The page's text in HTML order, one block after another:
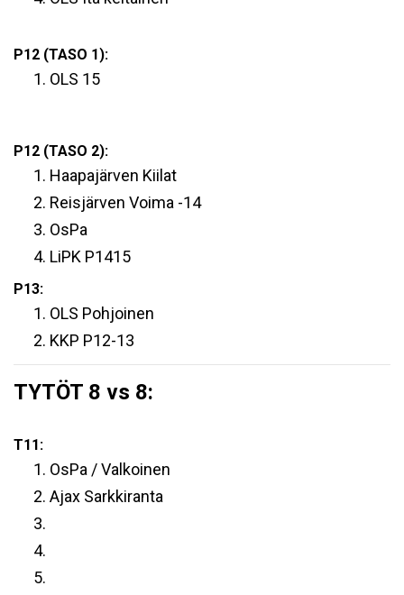
P12 (TASO 1):
OLS 15
P12 (TASO 2):
Haapajärven Kiilat
Reisjärven Voima -14
OsPa
LiPK P1415
P13:
OLS Pohjoinen
KKP P12-13
TYTÖT 8 vs 8:
T11:
OsPa / Valkoinen
Ajax Sarkkiranta